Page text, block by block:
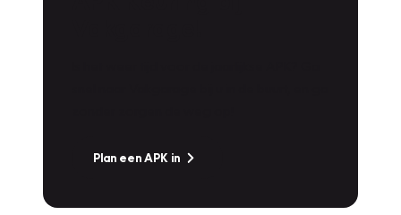
Plan een APK in